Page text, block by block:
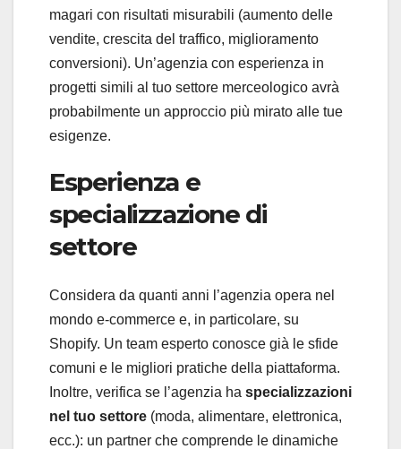
magari con risultati misurabili (aumento delle
vendite, crescita del traffico, miglioramento
conversioni). Un’agenzia con esperienza in
progetti simili al tuo settore merceologico avrà
probabilmente un approccio più mirato alle tue
esigenze.
Esperienza e
specializzazione di
settore
Considera da quanti anni l’agenzia opera nel
mondo e-commerce e, in particolare, su
Shopify. Un team esperto conosce già le sfide
comuni e le migliori pratiche della piattaforma.
Inoltre, verifica se l’agenzia ha specializzazioni
nel tuo settore (moda, alimentare, elettronica,
ecc.): un partner che comprende le dinamiche